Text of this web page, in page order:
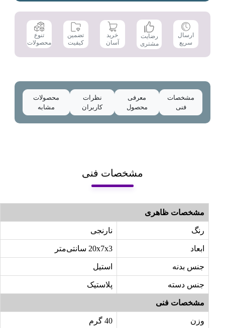
ارسال
سریع
رضایت
مشتری
خرید
آسان
تضمین
کیفیت
تنوع
محصولات
مشخصات
فنی
معرفی
محصول
نظرات
کاربران
محصولات
مشابه
مشخصات فنی
مشخصات ظاهری
رنگ نارنجی
ابعاد 20x7x3 سانتی‌متر
جنس بدنه استیل
جنس دسته پلاستیک
مشخصات فنی
وزن 40 گرم